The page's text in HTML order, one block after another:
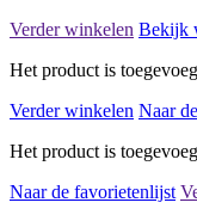
Verder winkelen Bekijk
Het product is
Verder winkelen Naar
Het product is
Naar de favorietenlijst